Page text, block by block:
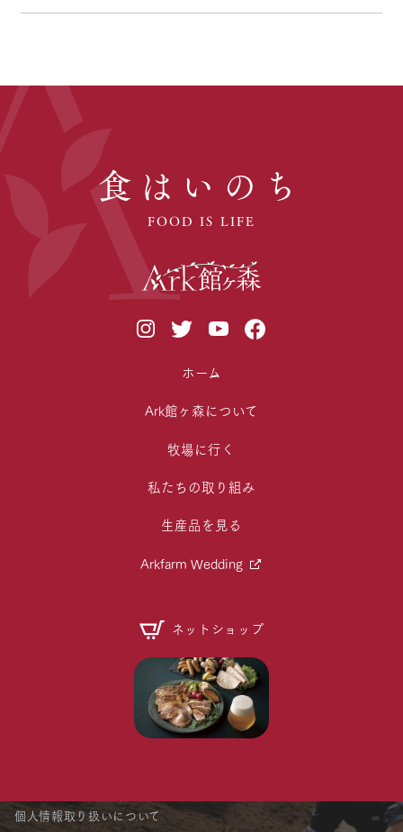
食はいのち
FOOD IS LIFE
ホーム
Ark館ヶ森について
牧場に行く
私たちの取り組み
生産品を見る
Arkfarm Wedding
ネットショップ
個人情報取り扱いについて